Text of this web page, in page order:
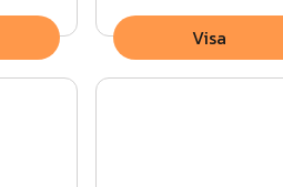
Visa